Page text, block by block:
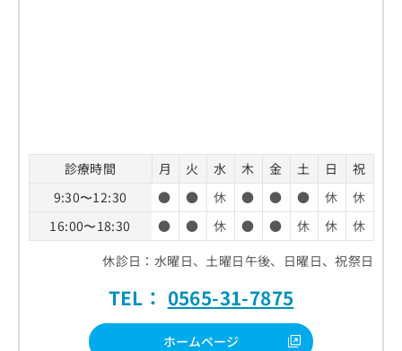
診療時間 月 火 水 木 金 土 日
祝
9:30〜12:30
● ● 休 ● ● ● 休
休
16:00〜18:30
● ● 休 ● ● 休 休
休
休診日：水曜日、土曜日午後、日曜日、祝祭日
TEL： 0565-31-7875
ホームページ